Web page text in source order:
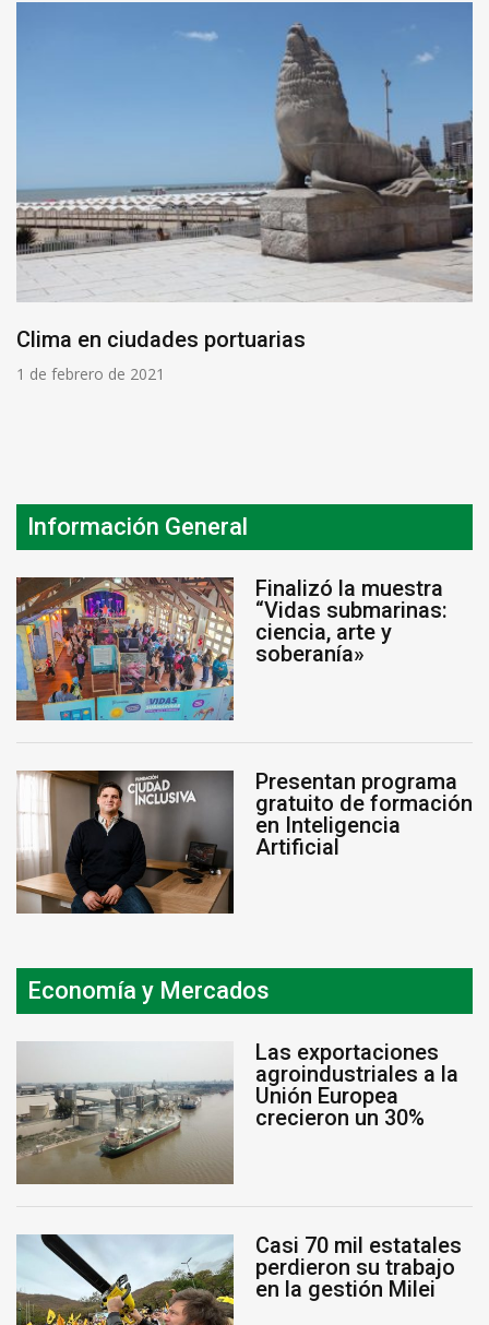
Clima en ciudades portuarias
1 de febrero de 2021
Información General
Finalizó la muestra
“Vidas submarinas:
ciencia, arte y
soberanía»
Presentan programa
gratuito de formación
en Inteligencia
Artificial
Economía y Mercados
Las exportaciones
agroindustriales a la
Unión Europea
crecieron un 30%
Casi 70 mil estatales
perdieron su trabajo
en la gestión Milei